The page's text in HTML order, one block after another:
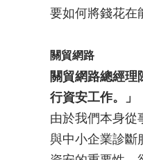
要如何將錢花在
關貿網路
關貿網路總經理
行資安工作。」
由於我們本身從
與中小企業診斷